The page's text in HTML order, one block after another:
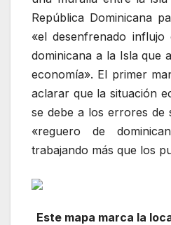
República Dominicana
«el desenfrenado influjo
dominicana a la Isla que
economía». El primer
aclarar que la situación
se debe a los errores de
«reguero de
trabajando más que los
Este mapa marca la